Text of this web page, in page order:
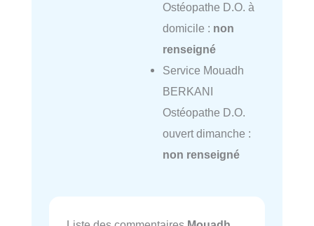
Ostéopathe D.O. à
domicile : non
renseigné
Service Mouadh
BERKANI
Ostéopathe D.O.
ouvert dimanche :
non renseigné